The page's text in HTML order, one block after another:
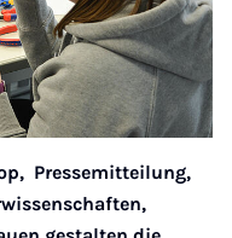
Pressemitteilung,